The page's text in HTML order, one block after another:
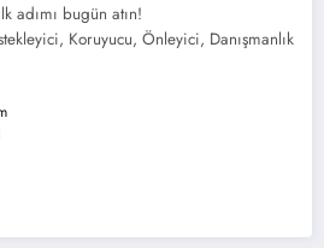
adımı bugün atın!
Koruyucu, Önleyici, Danışmanlık